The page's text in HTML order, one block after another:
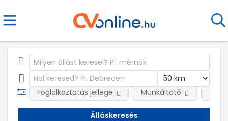
Foglalkoztatás jellege Munkáltató